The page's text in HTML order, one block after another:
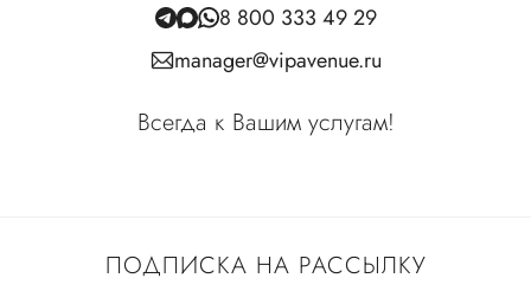
ПОДПИСКА НА РАССЫЛКУ
8 800 333 49 29
manager@vipavenue.ru
Всегда к Вашим услугам!